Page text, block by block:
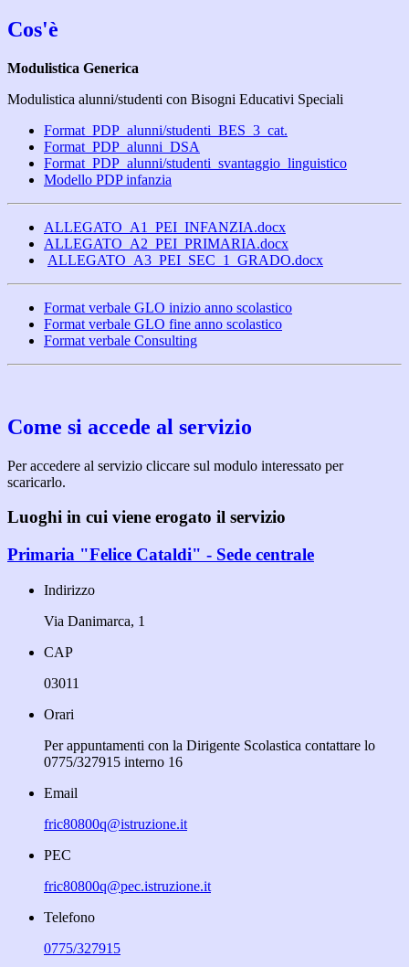
Cos'è
Modulistica Generica
Modulistica alunni/studenti con Bisogni Educativi Speciali
Format_PDP_alunni/studenti_BES_3_cat.
Format_PDP_alunni_DSA
Format_PDP_alunni/studenti_svantaggio_linguistico
Modello PDP infanzia
ALLEGATO_A1_PEI_INFANZIA.docx
ALLEGATO_A2_PEI_PRIMARIA.docx
ALLEGATO_A3_PEI_SEC_1_GRADO.docx
Format verbale GLO inizio anno scolastico
Format verbale GLO fine anno scolastico
Format verbale Consulting
Come si accede al servizio
Per accedere al servizio cliccare sul modulo interessato per
scaricarlo.
Luoghi in cui viene erogato il servizio
Primaria "Felice Cataldi" - Sede centrale
Indirizzo
Via Danimarca, 1
CAP
03011
Orari
Per appuntamenti con la Dirigente Scolastica contattare lo
0775/327915 interno 16
Email
fric80800q@istruzione.it
PEC
fric80800q@pec.istruzione.it
Telefono
0775/327915